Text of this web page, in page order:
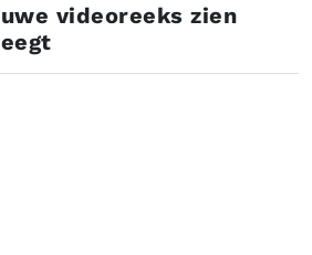
videoreeks zien